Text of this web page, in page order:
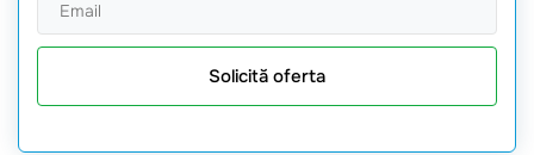
Solicită oferta